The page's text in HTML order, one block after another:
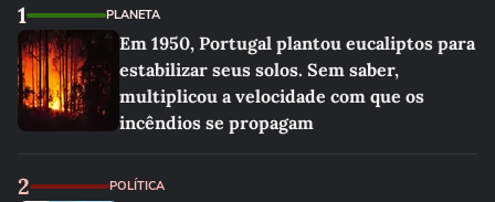
1 PLANETA
Em 1950, Portugal plantou eucaliptos para
estabilizar seus solos. Sem saber,
multiplicou a velocidade com que os
incêndios se propagam
2 POLÍTICA